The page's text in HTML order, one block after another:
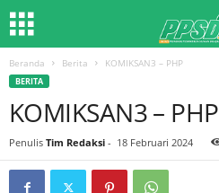
Beranda Berita KOMIKSAN3 – PHP
BERITA
KOMIKSAN3 – PHP
Penulis Tim Redaksi - 18 Februari 2024